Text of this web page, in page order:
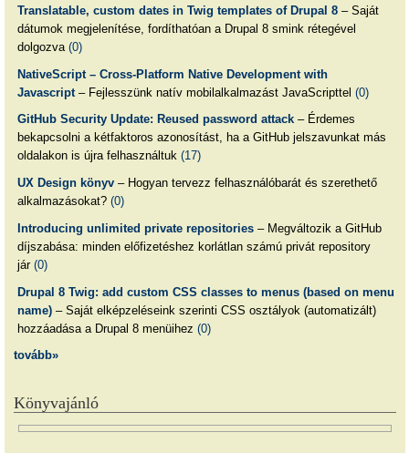
Translatable, custom dates in Twig templates of Drupal 8– Saját
dátumok megjelenítése, fordíthatóan a Drupal 8 smink rétegével
dolgozva (0)
NativeScript – Cross-Platform Native Development with
Javascript– Fejlesszünk natív mobilalkalmazást JavaScripttel (0)
GitHub Security Update: Reused password attack– Érdemes
bekapcsolni a kétfaktoros azonosítást, ha a GitHub jelszavunkat más
oldalakon is újra felhasználtuk (17)
UX Design könyv– Hogyan tervezz felhasználóbarát és szerethető
alkalmazásokat? (0)
Introducing unlimited private repositories– Megváltozik a GitHub
díjszabása: minden előfizetéshez korlátlan számú privát repository
jár (0)
Drupal 8 Twig: add custom CSS classes to menus (based on menu
name)– Saját elképzeléseink szerinti CSS osztályok (automatizált)
hozzáadása a Drupal 8 menüihez (0)
tovább»
Könyvajánló